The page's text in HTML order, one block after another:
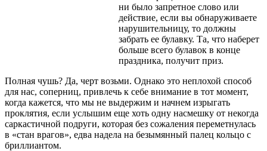
ни было запретное слово или
действие, если вы обнаруживаете
нарушительницу, то должны
забрать ее булавку. Та, что наберет
больше всего булавок в конце
праздника, получит приз.
Полная чушь? Да, черт возьми. Однако это неплохой способ
для нас, соперниц, привлечь к себе внимание в тот момент,
когда кажется, что мы не выдержим и начнем изрыгать
проклятия, если услышим еще хоть одну насмешку от некогда
саркастичной подруги, которая без сожаления переметнулась
в «стан врагов», едва надела на безымянный палец кольцо с
бриллиантом.